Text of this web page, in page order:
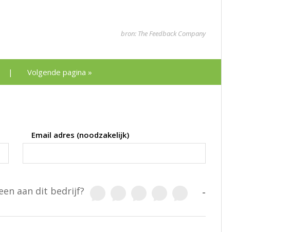
bron: The Feedback Company
| Volgende pagina »
Email adres (noodzakelijk)
aan dit bedrijf? -